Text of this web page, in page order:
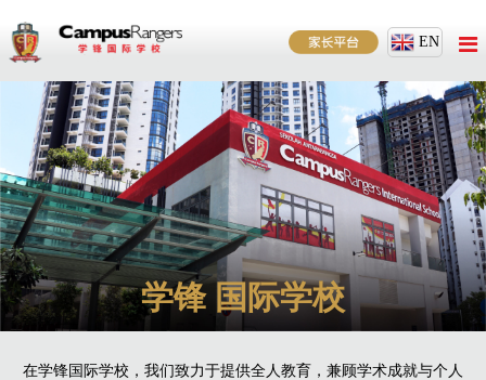
EN
学锋国际学校
在学锋国际学校，我们致力于提供全人教育，兼顾学术成就与个人